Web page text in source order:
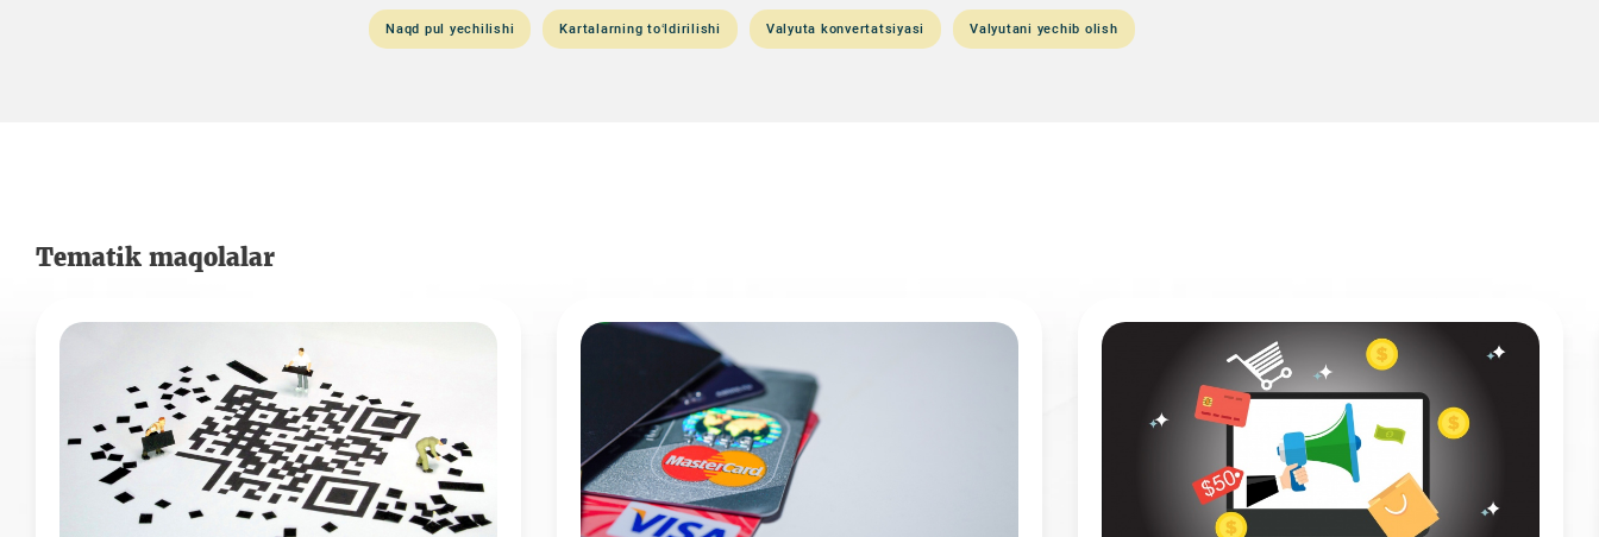
Naqd pul yechilishi Kartalarning to‘ldirilishi Valyuta konvertatsiyasi Valyutani yechib olish
Tematik maqolalar